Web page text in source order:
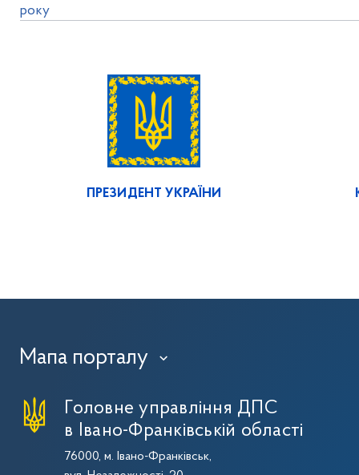
року
ПРЕЗИДЕНТ УКРАЇНИ
Мапа порталу ›
Головне управління ДПС
в Івано-Франківській області
76000, м. Івано-Франківськ,